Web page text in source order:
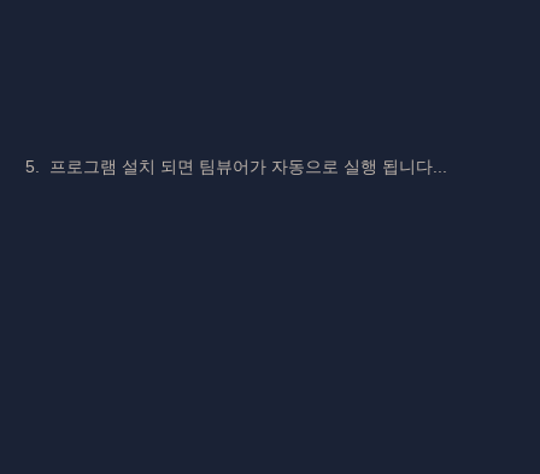
5. 프로그램 설치 되면 팀뷰어가 자동으로 실행 됩니다...